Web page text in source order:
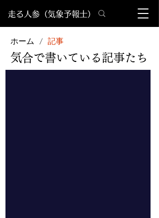
​走る人参（気象予報士）
ホーム / 記事
​気合で書いている記事たち